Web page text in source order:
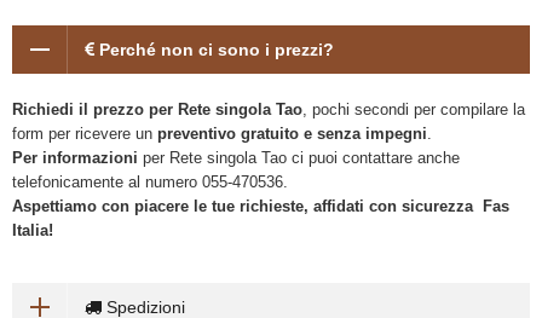
Perché non ci sono i prezzi?
Richiedi il prezzo per Rete singola Tao, pochi secondi per compilare la
form per ricevere un preventivo gratuito e senza impegni.
Per informazioni per Rete singola Tao ci puoi contattare anche
telefonicamente al numero 055-470536.
Aspettiamo con piacere le tue richieste, affidati con sicurezza Fas
Italia!
Spedizioni